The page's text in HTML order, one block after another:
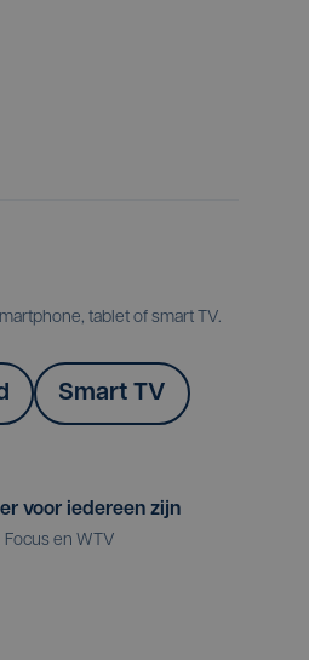
tablet of smart TV.
Smart TV
voor iedereen zijn
en WTV